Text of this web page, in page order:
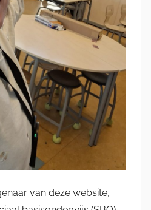
van deze website,